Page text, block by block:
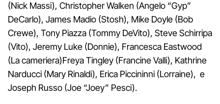
(Nick Massi), Christopher Walken (Angelo “Gyp”
DeCarlo), James Madio (Stosh), Mike Doyle (Bob
Crewe), Tony Piazza (Tommy DeVito), Steve Schirripa
(Vito), Jeremy Luke (Donnie), Francesca Eastwood
(La cameriera)Freya Tingley (Francine Valli), Kathrine
Narducci (Mary Rinaldi), Erica Piccininni (Lorraine), e
Joseph Russo (Joe “Joey” Pesci).